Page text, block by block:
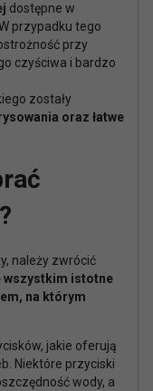
dostępne w
przypadku tego
przy
czyściwa i bardzo
zostały
oraz łatwe
należy zwrócić
wszystkim istotne
na którym
jakie oferują
Niektóre przyciski
wody, a